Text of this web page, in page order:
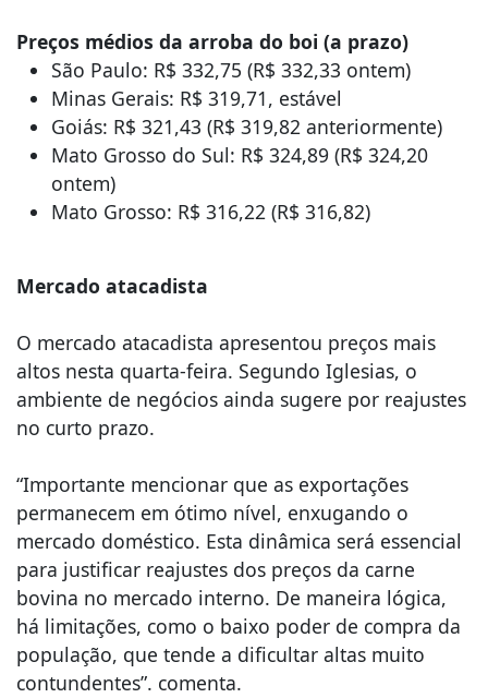
Preços médios da arroba do boi (a prazo)
São Paulo: R$ 332,75 (R$ 332,33 ontem)
Minas Gerais: R$ 319,71, estável
Goiás: R$ 321,43 (R$ 319,82 anteriormente)
Mato Grosso do Sul: R$ 324,89 (R$ 324,20
ontem)
Mato Grosso: R$ 316,22 (R$ 316,82)
Mercado atacadista
O mercado atacadista apresentou preços mais
altos nesta quarta-feira. Segundo Iglesias, o
ambiente de negócios ainda sugere por reajustes
no curto prazo.
“Importante mencionar que as exportações
permanecem em ótimo nível, enxugando o
mercado doméstico. Esta dinâmica será essencial
para justificar reajustes dos preços da carne
bovina no mercado interno. De maneira lógica,
há limitações, como o baixo poder de compra da
população, que tende a dificultar altas muito
contundentes”. comenta.